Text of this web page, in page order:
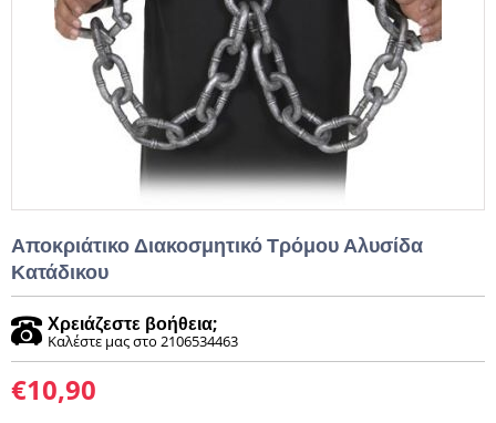
Αποκριάτικο Διακοσμητικό Τρόμου Αλυσίδα
Κατάδικου
Χρειάζεστε βοήθεια;
Καλέστε μας στο 2106534463
€10,90